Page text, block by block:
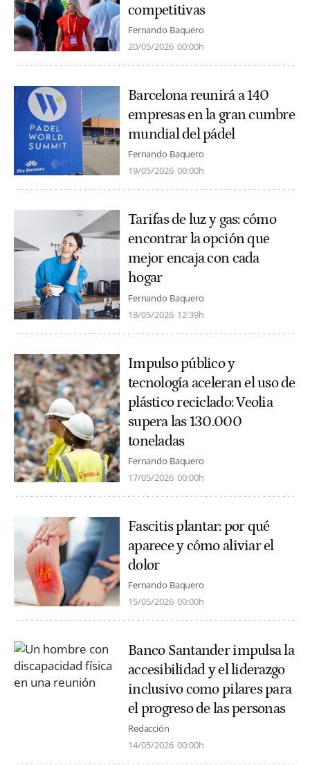
competitivas
Fernando Baquero
20/05/2026 00:00h
Barcelona reunirá a 140
empresas en la gran cumbre
mundial del pádel
Fernando Baquero
19/05/2026 00:00h
Tarifas de luz y gas: cómo
encontrar la opción que
mejor encaja con cada
hogar
Fernando Baquero
18/05/2026 12:39h
Impulso público y
tecnología aceleran el uso de
plástico reciclado: Veolia
supera las 130.000
toneladas
Fernando Baquero
17/05/2026 00:00h
Fascitis plantar: por qué
aparece y cómo aliviar el
dolor
Fernando Baquero
15/05/2026 00:00h
Banco Santander impulsa la
accesibilidad y el liderazgo
inclusivo como pilares para
el progreso de las personas
Redacción
14/05/2026 00:00h